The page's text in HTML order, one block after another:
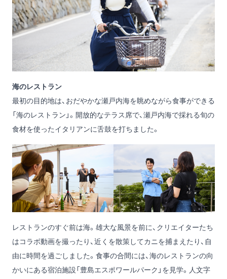
海のレストラン
最初の目的地は、おだやかな瀬戸内海を眺めながら食事ができる
「海のレストラン」。開放的なテラス席で、瀬戸内海で採れる旬の
食材を使ったイタリアンに舌鼓を打ちました。
レストランのすぐ前は海。雄大な風景を前に、クリエイターたち
はコラボ動画を撮ったり、近くを散策してカニを捕まえたり、自
由に時間を過ごしました。食事の合間には、海のレストランの向
かいにある宿泊施設「豊島エスポワールパーク」を見学。人文字